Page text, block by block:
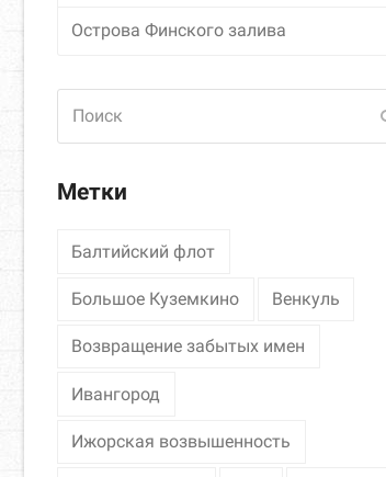
Острова Финского залива
Метки
Балтийский флот
Большое Куземкино Венкуль
Возвращение забытых имен
Ивангород
Ижорская возвышенность